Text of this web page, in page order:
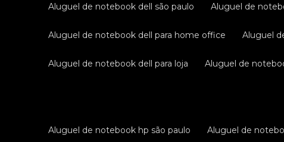
aluguel de notebook dell são paulo aluguel de
aluguel de notebook dell para home office aluguel
aluguel de notebook dell para loja aluguel de
aluguel de notebook hp são paulo aluguel de